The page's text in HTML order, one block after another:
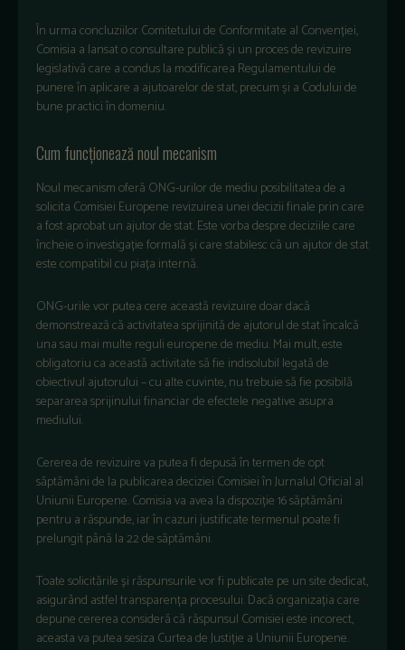
În urma concluziilor Comitetului de Conformitate al Convenției,
Comisia a lansat o consultare publică și un proces de revizuire
legislativă care a condus la modificarea Regulamentului de
punere în aplicare a ajutoarelor de stat, precum și a Codului de
bune practici în domeniu.
Cum funcționează noul mecanism
Noul mecanism oferă ONG-urilor de mediu posibilitatea de a
solicita Comisiei Europene revizuirea unei decizii finale prin care
a fost aprobat un ajutor de stat. Este vorba despre deciziile care
încheie o investigație formală și care stabilesc că un ajutor de stat
este compatibil cu piața internă.
ONG-urile vor putea cere această revizuire doar dacă
demonstrează că activitatea sprijinită de ajutorul de stat încalcă
una sau mai multe reguli europene de mediu. Mai mult, este
obligatoriu ca această activitate să fie indisolubil legată de
obiectivul ajutorului – cu alte cuvinte, nu trebuie să fie posibilă
separarea sprijinului financiar de efectele negative asupra
mediului.
Cererea de revizuire va putea fi depusă în termen de opt
săptămâni de la publicarea deciziei Comisiei în Jurnalul Oficial al
Uniunii Europene. Comisia va avea la dispoziție 16 săptămâni
pentru a răspunde, iar în cazuri justificate termenul poate fi
prelungit până la 22 de săptămâni.
Toate solicitările și răspunsurile vor fi publicate pe un site dedicat,
asigurând astfel transparența procesului. Dacă organizația care
depune cererea consideră că răspunsul Comisiei este incorect,
aceasta va putea sesiza Curtea de Justiție a Uniunii Europene.